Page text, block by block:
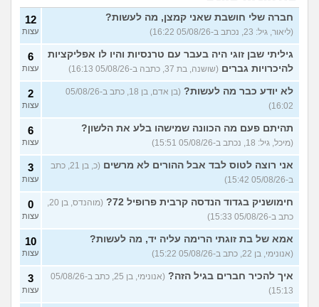
סיימתי תואר והבנתי שאני לא
רוצה לעבוד בתחום, מה
עכשיו?
(טל, בת 29)
9
עצות
מס שאלות לסטודנטים ובוגרים
של המכללה האקדמית וינגייט
1
עצות
לימודים מסלול בוקר או ערב?
(אנונימית, בת 27)
3
עצות
אילו יחידות טכנולוגיות יש?
(אנונימי, בן 17)
2
עצות
החיים בתור סטודנט לרפואה
(אנונימי, בן 20)
9
עצות
הנדסת בניין באריאל או סמי
(יותם, בן 23)
3
עצות
אני מרגישה ממש תקועה, איך
להתמודד? (מאיה, בת 23) עצות
עוד שאלות חדשות במדור
חברה שלי חושבת שאני קמצן, מה לעשות?
(ליאור, גיל: 23, נכתב ב-05/08/26 16:22)
12
עצות
גיליתי שבן זוגי היה בעבר עם טרנסיות והיו לו אפליקציות
להיכרויות גברים (שושנה, בת 37, כתבה ב-05/08/26 16:13)
6
עצות
לא יודע כבר מה לעשות?
(בן אדם, בן 18, כתב ב-05/08/26
16:02)
2
עצות
תהיתם פעם מה הכוונה שמישהו בלע את הלשון?
(מיכל, גיל: 18, נכתב ב-05/08/26 15:51)
6
עצות
אני רוצה לטוס לבד אבל ההורים לא מרשים
(כ, בן 21, כתב
ב-05/08/26 15:42)
3
עצות
חימושניק בגדוד הנדסה קרבית פרופיל 72?
(מוהנדס, בן 20,
כתב ב-05/08/26 15:33)
0
עצות
אמא של בת זוגתי הרימה עליה יד, מה לעשות?
(אנונימי, בן 22, כתב ב-05/08/26 15:22)
10
עצות
איך להכיר חברים בגיל הזה?
(אנונימי, בן 25, כתב ב-05/08/26
15:13)
3
עצות